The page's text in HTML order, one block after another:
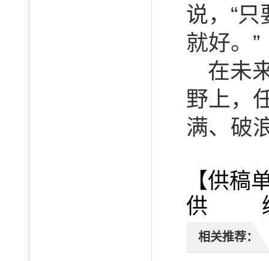
说，“
就好。”
在未
野上，
满、破
【供
供 编
相关推荐：